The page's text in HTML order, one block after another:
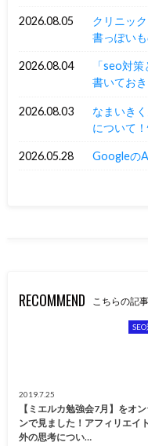
2026.08.05
クリニッ
書っぽい
2026.08.04
「seo対
書いておき
2026.08.03
なまいき
について
2026.05.28 Googleの
RECOMMEND こちらの記
2019.7.25
【ミエルカ勉強会7月】をオ
ンで見ました！アフィリエイ
外の思考につい…